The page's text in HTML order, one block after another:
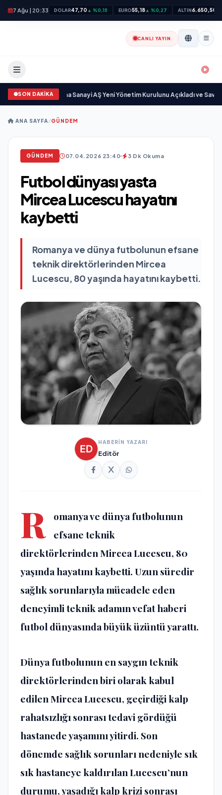
7 Ağu | 20:33 DOLAR47,70 ▲ %0,15 EURO55,18▲ %0,27 ALTIN6.650,50
CANLI YAYIN
SON DAKİKA
Açıkgöz Savunma Sanayi AŞ Yeni Yönetim Kurulunu Açıkladı ve Savunma
ANA SAYFA/GÜNDEM
GÜNDEM 07.04.2026 23:40 3 Dk Okuma
Futbol dünyası yasta
Mircea Lucescu hayatını
kaybetti
Romanya ve dünya futbolunun efsane
teknik direktörlerinden Mircea
Lucescu, 80 yaşında hayatını kaybetti.
HABERİN YAZARI
Editör
R
omanya ve dünya futbolunun
efsane teknik
direktörlerindenMircea Lucescu, 80
yaşında hayatını kaybetti. Uzun süredir
sağlık sorunlarıyla mücadele eden
deneyimli teknik adamın vefat haberi
futbol dünyasında büyük üzüntü yarattı.
Dünya futbolunun en saygın teknik
direktörlerinden biri olarak kabul
edilen Mircea Lucescu, geçirdiği kalp
rahatsızlığı sonrası tedavi gördüğü
hastanede yaşamını yitirdi. Son
dönemde sağlık sorunları nedeniyle sık
sık hastaneye kaldırılan Lucescu’nun
durumu, yaşadığı kalp krizi sonrası